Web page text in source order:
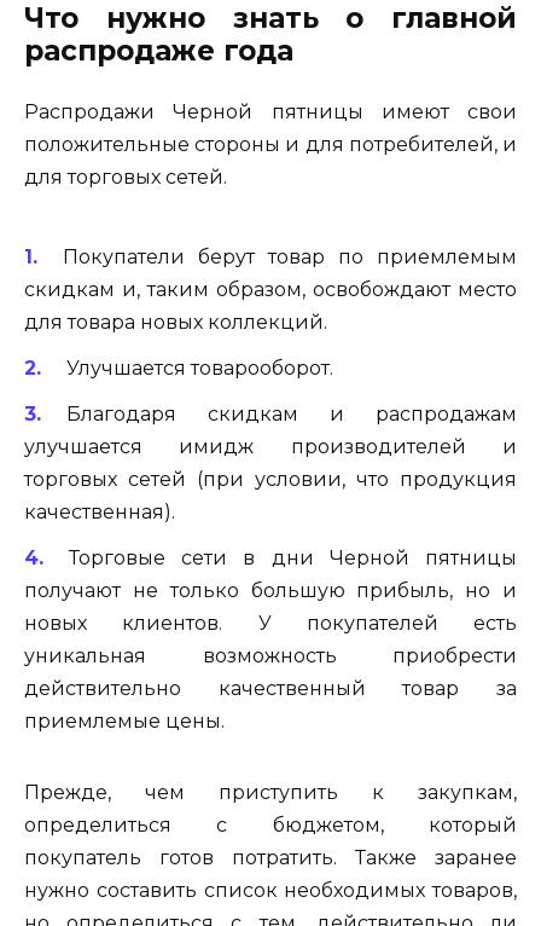
Что нужно знать о главной
распродаже года
Распродажи Черной пятницы имеют свои
положительные стороны и для потребителей, и
для торговых сетей.
Покупатели берут товар по приемлемым
скидкам и, таким образом, освобождают место
для товара новых коллекций.
Улучшается товарооборот.
Благодаря скидкам и распродажам
улучшается имидж производителей и
торговых сетей (при условии, что продукция
качественная).
Торговые сети в дни Черной пятницы
получают не только большую прибыль, но и
новых клиентов. У покупателей есть
уникальная возможность приобрести
действительно качественный товар за
приемлемые цены.
Прежде, чем приступить к закупкам,
определиться с бюджетом, который
покупатель готов потратить. Также заранее
нужно составить список необходимых товаров,